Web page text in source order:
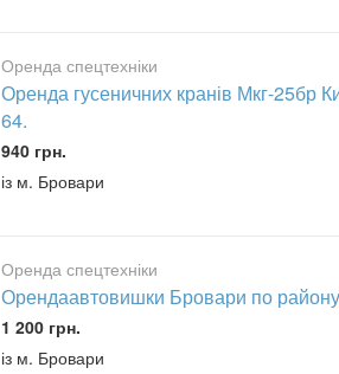
Оренда спецтехніки
Оренда гусеничних кранів Мкг-25бр
64.
940 грн.
із м. Бровари
Оренда спецтехніки
Орендаавтовишки Бровари по
1 200 грн.
із м. Бровари